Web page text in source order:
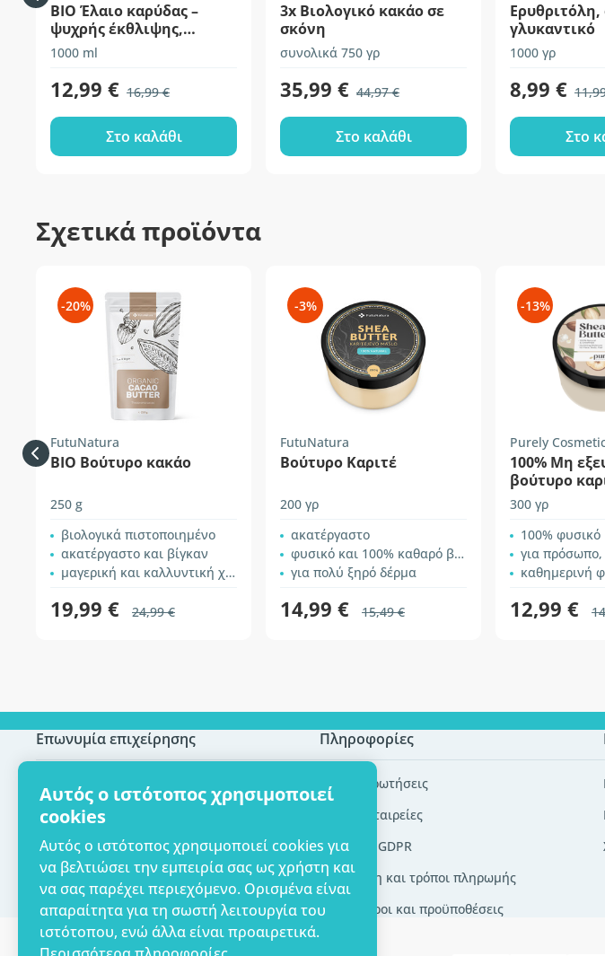
Αυτός ο ιστότοπος χρησιμοποιεί
cookies
Αυτός ο ιστότοπος χρησιμοποιεί cookies για
να βελτιώσει την εμπειρία σας ως χρήστη και
να σας παρέχει περιεχόμενο. Ορισμένα είναι
απαραίτητα για τη σωστή λειτουργία του
ιστότοπου, ενώ άλλα είναι προαιρετικά.
BIO Έλαιο καρύδας –
ψυχρής έκθλιψης,
ανεπεξέργαστο
1000 ml
12,99 € 16,99 €
Στο καλάθι
3x Βιολογικό κακάο σε
σκόνη
συνολικά 750 γρ
35,99 € 44,97 €
Στο καλάθι
γλυκαντικό
1000 γρ
8,99 €
Στο
Σχετικά προϊόντα
-20%
FutuNatura
BIO Βούτυρο κακάο
250 g
βιολογικά πιστοποιημένο
ακατέργαστο και βίγκαν
μαγερική και καλλυντική χρήση
19,99 € 24,99 €
-3%
FutuNatura
Βούτυρο Καριτέ
200 γρ
ακατέργαστο
φυσικό και 100% καθαρό βούτυρο
για πολύ ξηρό δέρμα
14,99 € 15,49 €
-13%
Purely
100% Mη
βούτυρο
300 γρ
100% φυσικό
για πρόσωπο,
καθημερινή
12,99 €
Επωνυμία επιχείρησης
Πιστοποίηση ECO
Επικοινωνία
Σχετικά με εμάς
Πληροφορίες
Συχνές ερωτήσεις
Brands/εταιρείες
Εργαλεία GDPR
Παράδοση και τρόποι πληρωμής
Γενικοί όροι και προϋποθέσεις